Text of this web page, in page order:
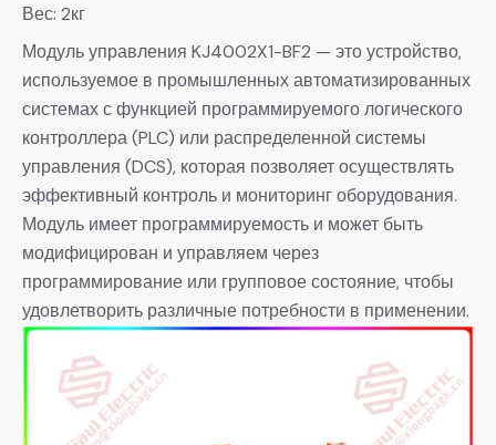
Вес: 2кг
Модуль управления KJ4002X1-BF2 — это устройство,
используемое в промышленных автоматизированных
системах с функцией программируемого логического
контроллера (PLC) или распределенной системы
управления (DCS), которая позволяет осуществлять
эффективный контроль и мониторинг оборудования.
Модуль имеет программируемость и может быть
модифицирован и управляем через
программирование или групповое состояние, чтобы
удовлетворить различные потребности в применении.